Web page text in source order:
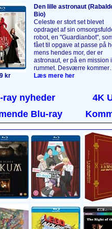
kr
Den lille astronaut
Bio)
Celeste er stort set blevet
opdraget af sin
robot, en "Guardianbot",
fået til opgave at passe på
mens hendes mor, der er
astronaut, er på en mission i
rummet. Desværre kommer
Celestes mor aldrig hjem, så
til også at interessere sig for
voksen, er det hendes tur til
drage ud i rummet. En
animeret film om sorg,
drømme.Læs mere her....
Læs mere her
ray nyheder
4K
Blu-ray